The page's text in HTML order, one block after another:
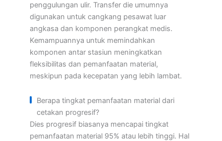
penggulungan ulir. Transfer die umumnya
digunakan untuk cangkang pesawat luar
angkasa dan komponen perangkat medis.
Kemampuannya untuk memindahkan
komponen antar stasiun meningkatkan
fleksibilitas dan pemanfaatan material,
meskipun pada kecepatan yang lebih lambat.
Berapa tingkat pemanfaatan material dari
cetakan progresif?
Dies progresif biasanya mencapai tingkat
pemanfaatan material 95% atau lebih tinggi. Hal